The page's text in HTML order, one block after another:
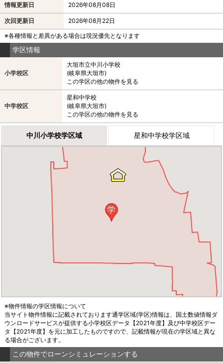
情報更新日 2026年08月08日
次回更新日
2026年08月22日
※各種情報と差異がある場合は現況優先となります
学区情報
小学校区
大垣市立中川小学校
(岐阜県大垣市)
この学区の他の物件を見る
中学校区
星和中学校
(岐阜県大垣市)
この学区の他の物件を見る
中川小学校学区域 星和中学校学区域
学
※物件情報の学区情報について
当サイト物件情報に記載されております通学区域(学区)情報は、国土数値情報ダ
ウンロードサービスが提供する小学校区データ【2021年度】及び中学校区デー
タ【2021年度】を元に加工したものですので、記載情報が現在の学区域と異な
る場合がございます。
この物件でローンシミュレーションする